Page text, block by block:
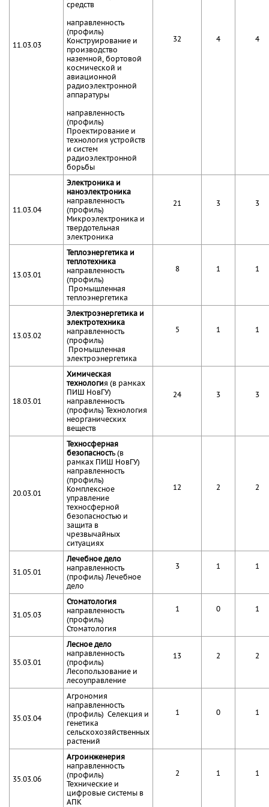
11.03.03
средств
направленность
(профиль)
Конструирование и
производство
наземной, бортовой
космической и
авиационной
радиоэлектронной
аппаратуры
направленность
(профиль)
Проектирование и
технология устройств
и систем
радиоэлектронной
борьбы
32 4 4
11.03.04
Электроника и
наноэлектроника
направленность
(профиль)
Микроэлектроника и
твердотельная
электроника
21 3 3
13.03.01
Теплоэнергетика и
теплотехника
направленность
(профиль)
Промышленная
теплоэнергетика
8 1 1
13.03.02
Электроэнергетика и
электротехника
направленность
(профиль)
Промышленная
электроэнергетика
5 1 1
18.03.01
Химическая
технология (в рамках
ПИШ НовГУ)
направленность
(профиль) Технология
неорганических
веществ
24 3 3
20.03.01
Техносферная
безопасность (в
рамках ПИШ НовГУ)
направленность
(профиль)
Комплексное
управление
техносферной
безопасностью и
защита в
чрезвычайных
ситуациях
12 2 2
31.05.01
Лечебное дело
направленность
(профиль) Лечебное
дело
3 1 1
31.05.03
Стоматология
направленность
(профиль)
Стоматология
1 0 1
35.03.01
Лесное дело
направленность
(профиль)
Лесопользование и
лесоуправление
13 2 2
35.03.04
Агрономия
направленность
(профиль) Селекция и
генетика
сельскохозяйственных
растений
1 0 1
35.03.06
Агроинженерия
направленность
(профиль)
Технические и
цифровые системы в
АПК
2 1 1